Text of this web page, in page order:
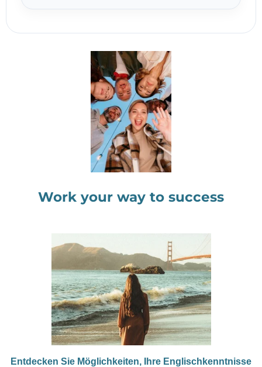
Work your way to success
Entdecken Sie Möglichkeiten, Ihre Englischkenntnisse